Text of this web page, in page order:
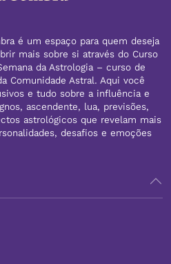
é um espaço para quem deseja
mais sobre si através do Curso
da Astrologia – curso de
Comunidade Astral. Aqui você
e tudo sobre a influência e
ascendente, lua, previsões,
astrológicos que revelam mais
desafios e emoções